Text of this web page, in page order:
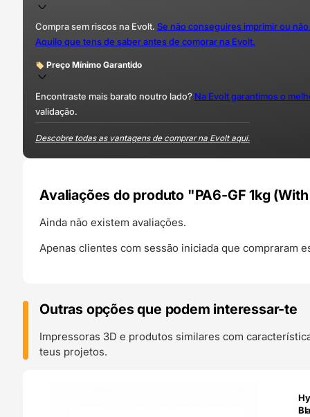
Compra sem riscos na Evolt. Se não conseguires imprimir ou
Aquilo que tens de saber antes de comprar na Evolt.
Preço Mínimo Garantido
Encontraste mais barato noutro lado? Na Evolt garantimos o
validação.
Descobre todas as vantagens de comprar na Evolt aqui.
Avaliações do produto "PA6-GF 1kg
Ainda não existem avaliações.
Apenas clientes com sessão iniciada que compraram
Outras opções que podem interessar-te
Impressoras 3D e produtos similares com
teus projetos.